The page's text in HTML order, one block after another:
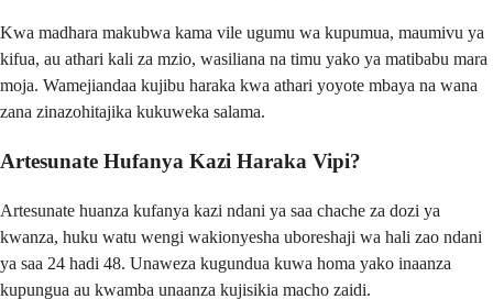
Kwa madhara makubwa kama vile ugumu wa kupumua, maumivu ya
kifua, au athari kali za mzio, wasiliana na timu yako ya matibabu mara
moja. Wamejiandaa kujibu haraka kwa athari yoyote mbaya na wana
zana zinazohitajika kukuweka salama.
Artesunate Hufanya Kazi Haraka Vipi?
Artesunate huanza kufanya kazi ndani ya saa chache za dozi ya
kwanza, huku watu wengi wakionyesha uboreshaji wa hali zao ndani
ya saa 24 hadi 48. Unaweza kugundua kuwa homa yako inaanza
kupungua au kwamba unaanza kujisikia macho zaidi.